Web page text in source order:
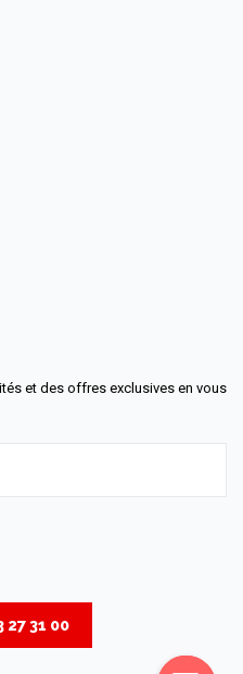
et des offres exclusives en vous
27 31 00